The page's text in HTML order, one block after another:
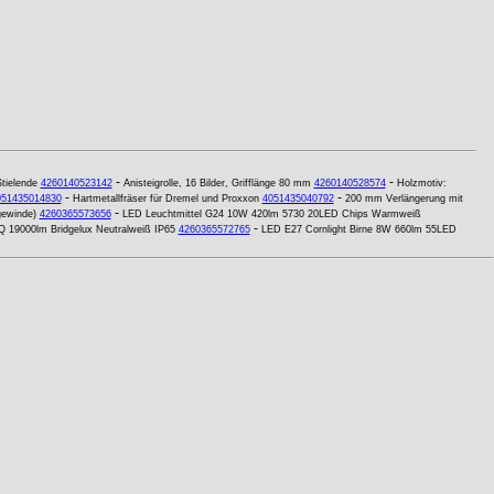
4260140523142- Anisteigrolle, 16 Bilder, Grifflänge 80 mm 4260140528574- Holzmotiv:
- Hartmetallfräser für Dremel und Proxxon 4051435040792- 200 mm Verlängerung mit
4260365573656- LED Leuchtmittel G24 10W 420lm 5730 20LED Chips Warmweiß
19000lm Bridgelux Neutralweiß IP65 4260365572765- LED E27 Cornlight Birne 8W 660lm 55LED